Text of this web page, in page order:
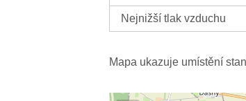
Nejnižší tlak vzduchu
Mapa ukazuje umístění